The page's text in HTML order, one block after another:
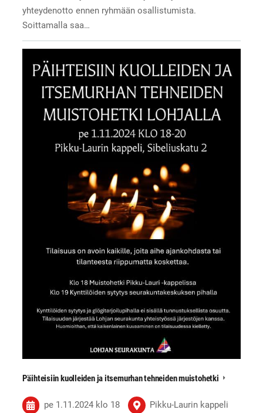
yhteydenotto ennen ryhmään osallistumista.
Soittamalla saa…
Päihteisiin kuolleiden ja itsemurhan tehneiden muistohetki
pe 1.11.2024 klo 18 Pikku-Laurin kappeli